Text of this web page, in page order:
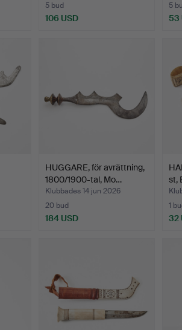
5 bud
106 USD
5
53
HUGGARE, för avrättning,
1800/1900-tal, Mo…
Klubbades 14 jun 2026
20 bud
184 USD
st,
1
32